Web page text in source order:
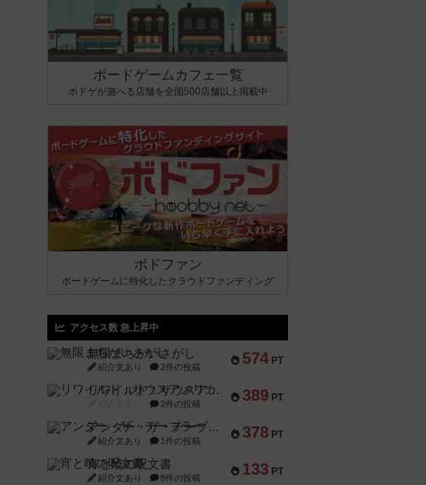
ボードゲームカフェ一覧
ボドゲが遊べる店舗を全国500店舗以上掲載中
ボドファン
ボードゲームに特化したクラウドファンディング
アクセス数 急上昇中
574 PT
無限まちがいさがし
紹介文あり 2件の投稿
389 PT
リワイルド：サウスアメリカ
2件の投稿
378 PT
アンダー・ザ・テーブラー
紹介文あり 1件の投稿
133 PT
宵と暁の呪文書
紹介文あり 8件の投稿